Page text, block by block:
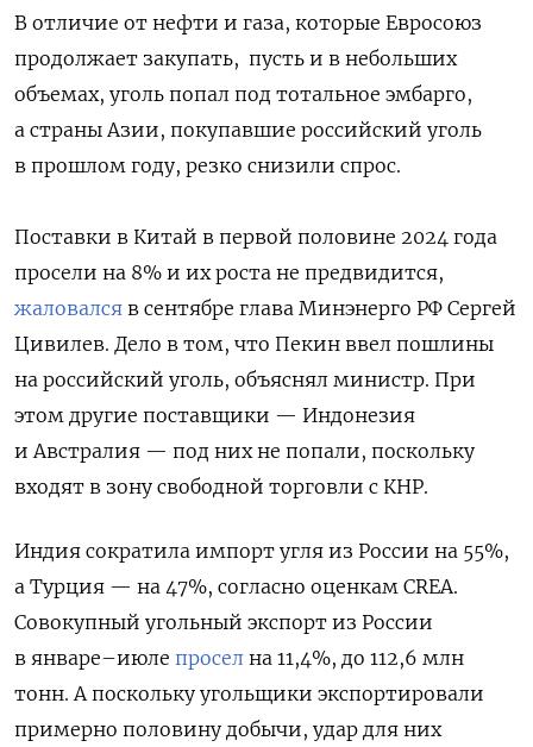
В отличие от нефти и газа, которые Евросоюз
продолжает закупать, пусть и в небольших
объемах, уголь попал под тотальное эмбарго,
а страны Азии, покупавшие российский уголь
в прошлом году, резко снизили спрос.
Поставки в Китай в первой половине 2024 года
просели на 8% и их роста не предвидится,
жаловался в сентябре глава Минэнерго РФ Сергей
Цивилев. Дело в том, что Пекин ввел пошлины
на российский уголь, объяснял министр. При
этом другие поставщики — Индонезия
и Австралия — под них не попали, поскольку
входят в зону свободной торговли с КНР.
Индия сократила импорт угля из России на 55%,
а Турция — на 47%, согласно оценкам CREA.
Совокупный угольный экспорт из России
в январе–июле просел на 11,4%, до 112,6 млн
тонн. А поскольку угольщики экспортировали
примерно половину добычи, удар для них